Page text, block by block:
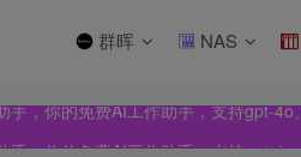
群晖 NAS
手，你的免费AI工作助手，支持gpt-
助手，你的免费AI工作助手，支持gpt-